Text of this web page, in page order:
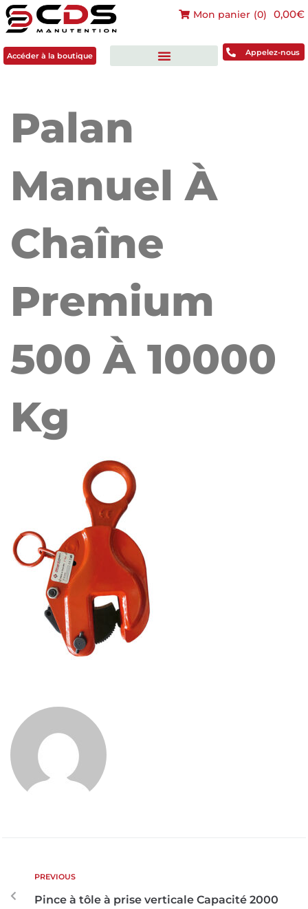
Accéder à la boutique
Mon panier (0) 0,00€
Appelez-nous
Palan
Manuel À
Chaîne
Premium
500 À 10000
Kg
PREVIOUS
Pince à tôle à prise verticale Capacité 2000